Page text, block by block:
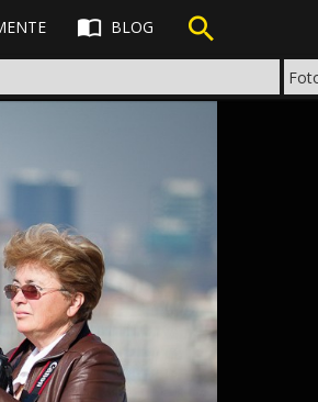
 BLOG 